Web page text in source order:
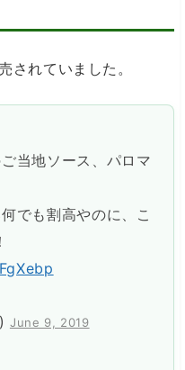
されていました。
当地ソース、パロマ
でも割高やのに、こ
June 9, 2019